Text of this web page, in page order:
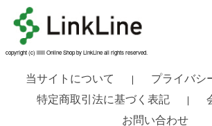
copyright (c) liilii Online Shop by LinkLine all rights reserved.
当サイトについて ｜ プライバシ
特定商取引法に基づく表記 ｜
お問い合わせ